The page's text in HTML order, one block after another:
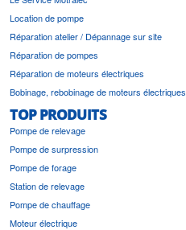
Location de pompe
Réparation atelier / Dépannage sur site
Réparation de pompes
Réparation de moteurs électriques
Bobinage, rebobinage de moteurs électriques
TOP PRODUITS
Pompe de relevage
Pompe de surpression
Pompe de forage
Station de relevage
Pompe de chauffage
Moteur électrique